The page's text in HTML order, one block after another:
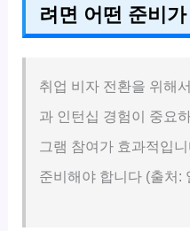
려면 어떤 준비
취업 비자 전환을 위해
과 인턴십 경험이 중요
그램 참여가 효과적입
준비해야 합니다 (출처: